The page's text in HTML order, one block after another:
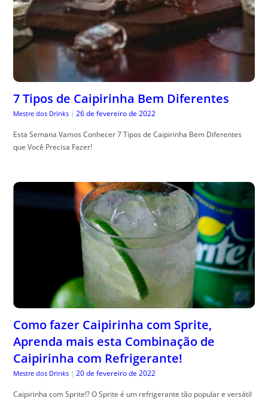
7 Tipos de Caipirinha Bem Diferentes
Mestre dos Drinks | 26 de fevereiro de 2022
Esta Semana Vamos Conhecer 7 Tipos de Caipirinha Bem Diferentes
que Você Precisa Fazer!
Como fazer Caipirinha com Sprite,
Aprenda mais esta Combinação de
Caipirinha com Refrigerante!
Mestre dos Drinks | 20 de fevereiro de 2022
Caipirinha com Sprite!? O Sprite é um refrigerante tão popular e versátil